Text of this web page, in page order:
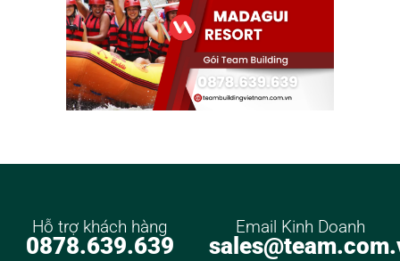
Hỗ trợ khách hàng
0878.639.639
Email Kinh Doanh